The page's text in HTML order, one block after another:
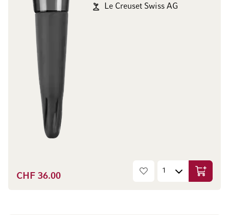
Le Creuset Swiss AG
CHF 36.00 In den